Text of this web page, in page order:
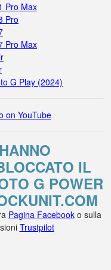
Pro Max
Pro
Pro Max
G Play (2024)
on YouTube
IL
G POWER
Pagina Facebooko sulla
Trustpilot